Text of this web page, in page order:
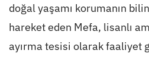
doğal yaşamı korumanın
hareket eden Mefa, lisanlı
ayırma tesisi olarak faaliyet